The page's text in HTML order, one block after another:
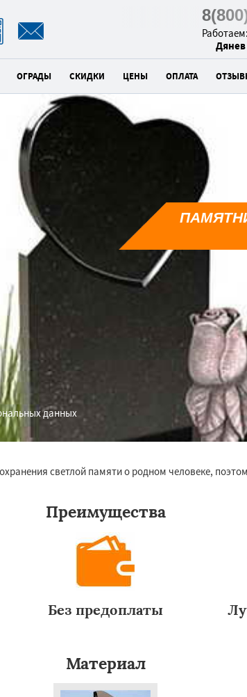
Дянев
ОГРАДЫ СКИДКИ ЦЕНЫ ОПЛАТА
данных
светлой памяти о родном человеке,
Преимущества
Без предоплаты
Материал